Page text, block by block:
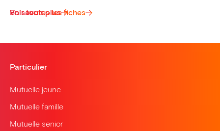
Voir toutes les fiches
En savoir plus
Particulier
Mutuelle jeune
Mutuelle famille
Mutuelle senior